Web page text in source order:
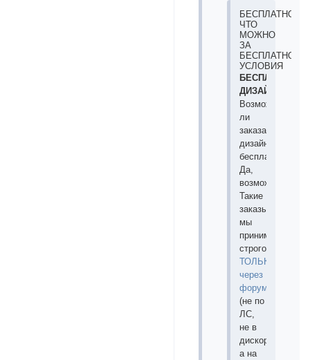
БЕСПЛАТНОЕ:
ЧТО
МОЖНО
ЗА
БЕСПЛАТНО,
УСЛОВИЯ
БЕСПЛАТНЫЕ
ДИЗАЙНЫ
Возможно
ли
заказать
дизайн
бесплатно?
Да,
возможно.
Такие
заказы
мы
принимаем
строго
ТОЛЬКО
через
форум
(не по
ЛС,
не в
дискорде,
а на